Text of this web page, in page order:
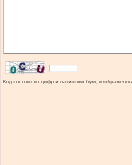
Код состоит из цифр и латинских букв,